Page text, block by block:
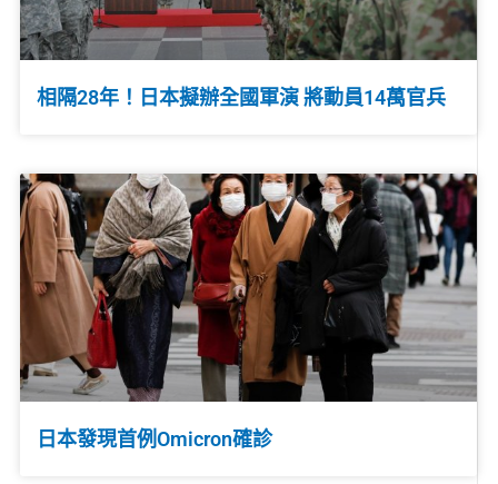
相隔28年！日本擬辦全國軍演 將動員14萬官兵
日本發現首例Omicron確診